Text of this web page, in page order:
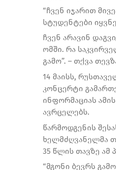
“ჩვენ იჯარით
სტუდენტები
ჩვენ არავინ
ომში. რა
გამო”. – თქვა
14 მაისს,
კონცერტი
ინფორმაციას
ავრცელებს.
წარმოდგენის
ხელმძღვანელმა
35 წლის თავზე ამ
“მგონი ბევრს